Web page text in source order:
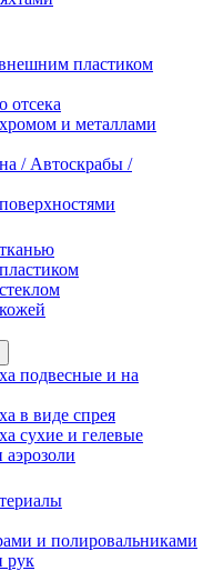
пластиком
отсека
и металлами
/ Автоскрабы /
подвесные и на
в виде спрея
сухие и гелевые
и полировальниками
рук